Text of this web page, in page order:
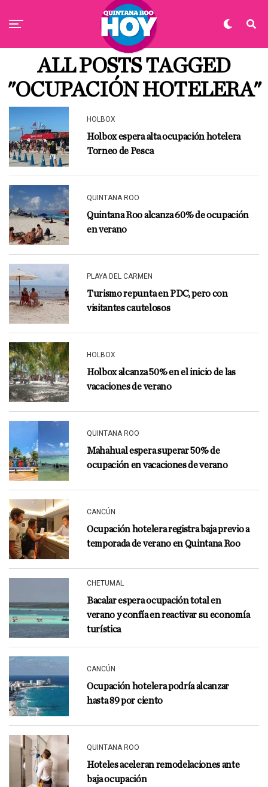
ALL POSTS TAGGED
"OCUPACIÓN HOTELERA"
HOLBOX
Holbox espera alta ocupación hotelera
Torneo de Pesca
QUINTANA ROO
Quintana Roo alcanza 60% de ocupación
en verano
PLAYA DEL CARMEN
Turismo repunta en PDC, pero con
visitantes cautelosos
HOLBOX
Holbox alcanza 50% en el inicio de las
vacaciones de verano
QUINTANA ROO
Mahahual espera superar 50% de
ocupación en vacaciones de verano
CANCÚN
Ocupación hotelera registra baja previo a
temporada de verano en Quintana Roo
CHETUMAL
Bacalar espera ocupación total en
verano y confía en reactivar su economía
turística
CANCÚN
Ocupación hotelera podría alcanzar
hasta 89 por ciento
QUINTANA ROO
Hoteles aceleran remodelaciones ante
baja ocupación